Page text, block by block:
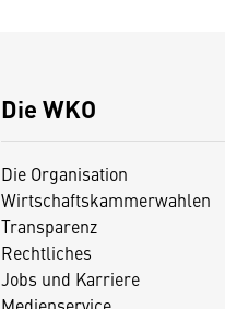
Die WKO
Die Organisation
Wirtschaftskammerwahlen
Transparenz
Rechtliches
Jobs und Karriere